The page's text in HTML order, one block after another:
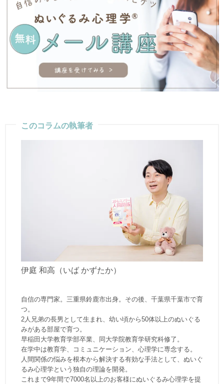
このコラムの執筆者
伊庭 和高（いば かずたか）
自信の専門家。三重県鈴鹿市出身。その後、千葉県千葉市で育
つ。
2人兄弟の長男として生まれ、幼い頃から50体以上のぬいぐる
みがある部屋で育つ。
早稲田大学教育学部卒業、同大学院教育学研究科修了。
在学中は教育学、コミュニケーション、心理学に専念する。
人間関係の悩みを根本から解決する有効な手法として、ぬいぐ
るみ心理学という独自の理論を開発。
これまで9年間で7000名以上のお客様にぬいぐるみ心理学を提